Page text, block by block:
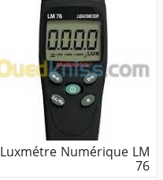
Luxmétre Numérique LM
76